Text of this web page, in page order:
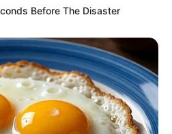
Before The Disaster